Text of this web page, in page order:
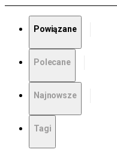
Powiązane
Polecane
Najnowsze
Tagi